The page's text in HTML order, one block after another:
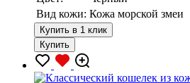
Вид кожи: Кожа морской змеи
Купить в 1 клик
Купить